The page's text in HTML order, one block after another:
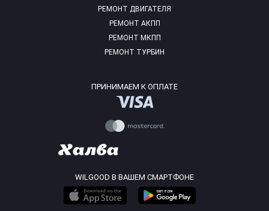
РЕМОНТ ДВИГАТЕЛЯ
РЕМОНТ АКПП
РЕМОНТ МКПП
РЕМОНТ ТУРБИН
ПРИНИМАЕМ К ОПЛАТЕ
WILGOOD В ВАШЕМ СМАРТФОНЕ